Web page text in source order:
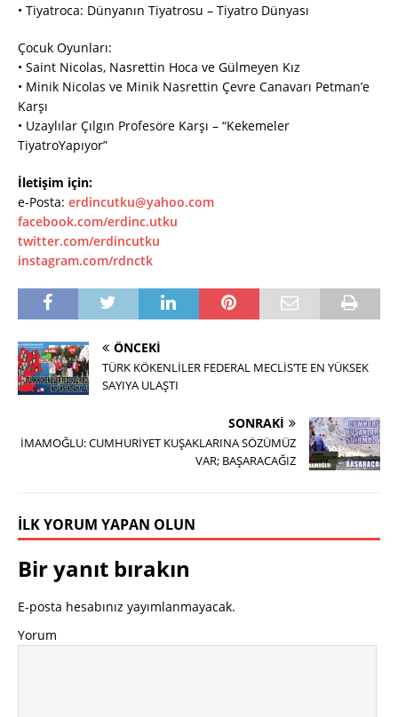
• Tiyatroca: Dünyanın Tiyatrosu – Tiyatro Dünyası
Çocuk Oyunları:
• Saint Nicolas, Nasrettin Hoca ve Gülmeyen Kız
• Minik Nicolas ve Minik Nasrettin Çevre Canavarı Petman’e
Karşı
• Uzaylılar Çılgın Profesöre Karşı – “Kekemeler
TiyatroYapıyor”
İletişim için:
e-Posta: erdincutku@yahoo.com
facebook.com/erdinc.utku
twitter.com/erdincutku
instagram.com/rdnctk
ÖNCEKI
TÜRK KÖKENLİLER FEDERAL MECLİS’TE EN YÜKSEK
SAYIYA ULAŞTI
SONRAKI
İMAMOĞLU: CUMHURİYET KUŞAKLARINA SÖZÜMÜZ
VAR; BAŞARACAĞIZ
İLK YORUM YAPAN OLUN
Bir yanıt bırakın
E-posta hesabınız yayımlanmayacak.
Yorum